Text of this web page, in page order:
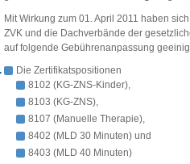
Mit Wirkung zum 01. April 2011 haben
ZVK und die Dachverbände der
auf folgende Gebührenanpassung
Die Zertifikatspositionen
8102 (KG-ZNS-Kinder),
8103 (KG-ZNS),
8107 (Manuelle Therapie),
8402 (MLD 30 Minuten) und
8403 (MLD 40 Minuten)